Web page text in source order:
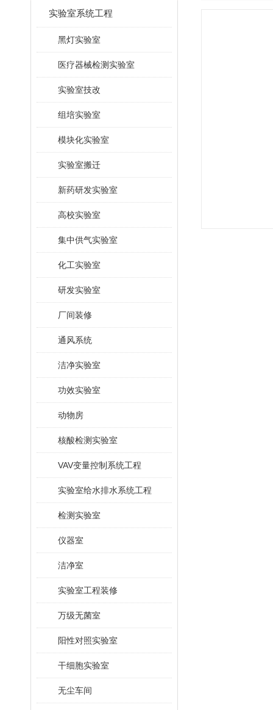
实验室系统工程
黑灯实验室
医疗器械检测实验室
实验室技改
组培实验室
模块化实验室
实验室搬迁
新药研发实验室
高校实验室
集中供气实验室
化工实验室
研发实验室
厂间装修
通风系统
洁净实验室
功效实验室
动物房
核酸检测实验室
VAV变量控制系统工程
实验室给水排水系统工程
检测实验室
仪器室
洁净室
实验室工程装修
万级无菌室
阳性对照实验室
干细胞实验室
无尘车间